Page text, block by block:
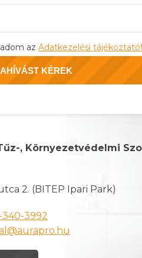
az Adatkezelési
Tűz-, Környezetvédelmi
2. (BITEP Ipari Park)
340-3992